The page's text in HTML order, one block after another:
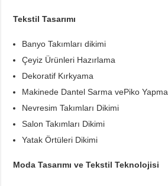
Tekstil Tasarımı
Banyo Takımları dikimi
Çeyiz Ürünleri Hazırlama
Dekoratif Kırkyama
Makinede Dantel Sarma vePiko Yapma
Nevresim Takımları Dikimi
Salon Takımları Dikimi
Yatak Örtüleri Dikimi
Moda Tasarımı ve Tekstil Teknolojisi